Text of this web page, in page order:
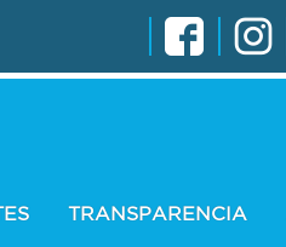
TRANSPARENCIA